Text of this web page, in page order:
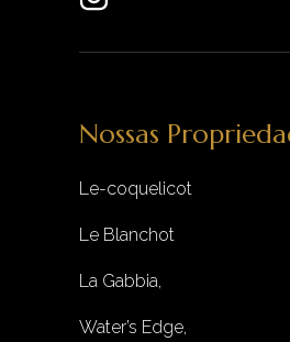
Nossas
Le-coquelicot
Le Blanchot
La Gabbia,
Water’s Edge,